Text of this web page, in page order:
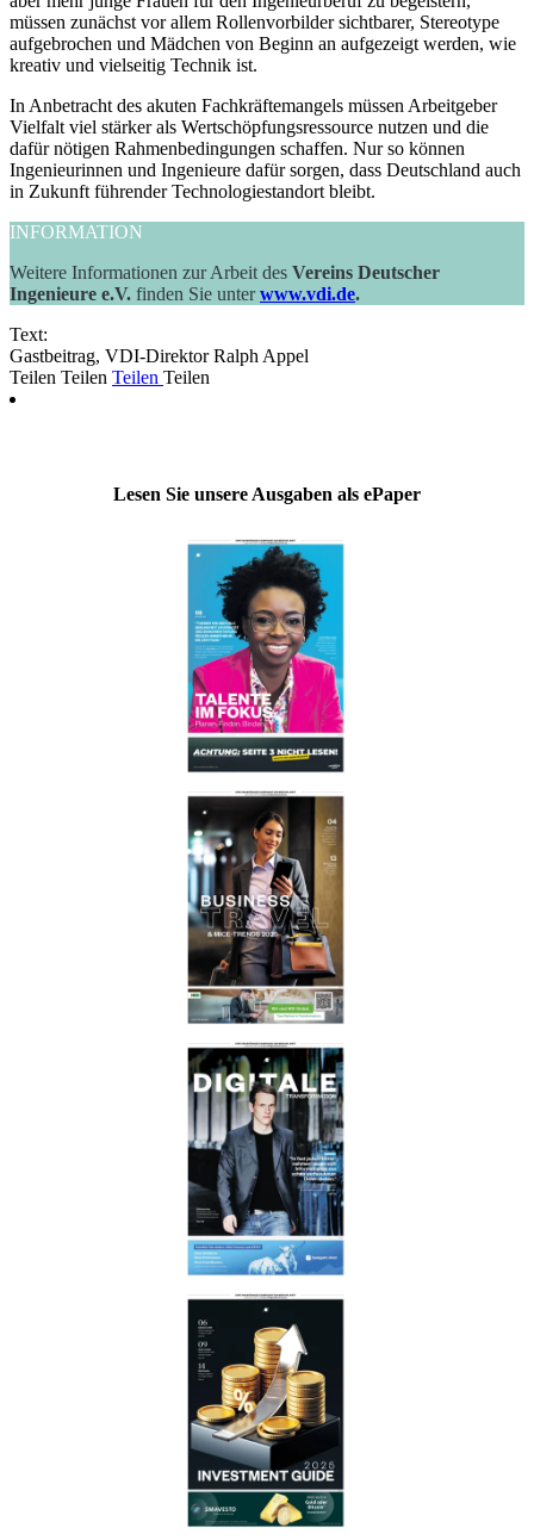
müssen zunächst vor allem Rollenvorbilder sichtbarer, Stereotype
aufgebrochen und Mädchen von Beginn an aufgezeigt werden, wie
kreativ und vielseitig Technik ist.
In Anbetracht des akuten Fachkräftemangels müssen Arbeitgeber
Vielfalt viel stärker als Wertschöpfungsressource nutzen und die
dafür nötigen Rahmenbedingungen schaffen. Nur so können
Ingenieurinnen und Ingenieure dafür sorgen, dass Deutschland auch
in Zukunft führender Technologiestandort bleibt.
INFORMATION
Weitere Informationen zur Arbeit des Vereins Deutscher
Ingenieure e.V. finden Sie unterwww.vdi.de.
Text:
Gastbeitrag, VDI-Direktor Ralph Appel
Teilen Teilen Teilen Teilen
Lesen Sie unsere Ausgaben als ePaper